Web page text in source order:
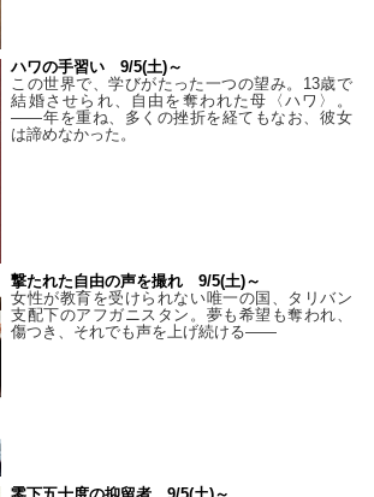
ハワの手習い 9/5(土)～
この世界で、学びがたった一つの望み。13歳で
結婚させられ、自由を奪われた母〈ハワ〉。
——年を重ね、多くの挫折を経てもなお、彼女
は諦めなかった。
撃たれた自由の声を撮れ 9/5(土)～
女性が教育を受けられない唯一の国、タリバン
支配下のアフガニスタン。夢も希望も奪われ、
傷つき、それでも声を上げ続ける——